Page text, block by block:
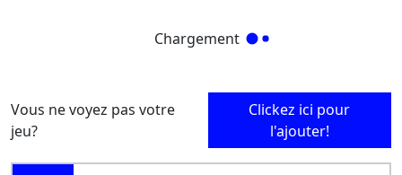
Chargement
Vous ne voyez pas votre
jeu?
Clickez ici pour
l'ajouter!